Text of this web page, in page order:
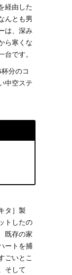
経由した
んとも男
は、深み
ら寒くな
です。
分のコ
中空ステ
タ］製
トしたの
既存の家
ートを捕
ごいとこ
そして